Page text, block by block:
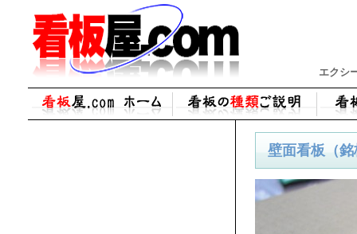
エクシ
壁面看板（銘